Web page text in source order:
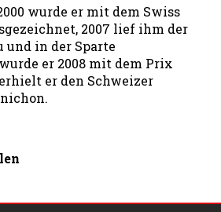
wurde er mit dem Swiss
2007 lief ihm der
und in der Sparte
er 2008 mit dem Prix
er den Schweizer